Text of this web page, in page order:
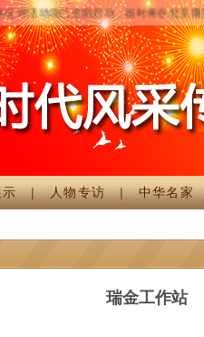
征评活动现已全面启动，届时将在北京
示|人物专访|中华名家
瑞金工作站